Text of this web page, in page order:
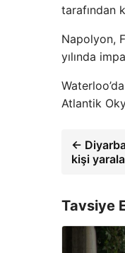
tarafından
Napolyon,
yılında
Atlantik
←
kişi
Tavsiye